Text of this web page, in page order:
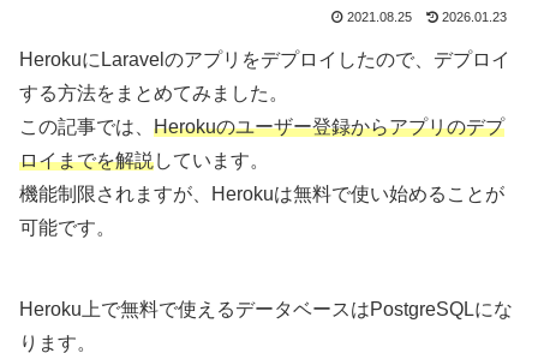
2021.08.25 2026.01.23
HerokuにLaravelのアプリをデプロイしたので、デプロイ
する方法をまとめてみました。
この記事では、 Herokuのユーザー登録からアプリのデプ
ロイまでを解説しています。
機能制限されますが、Herokuは無料で使い始めることが
可能です。
Heroku上で無料で使えるデータベースはPostgreSQLにな
ります。